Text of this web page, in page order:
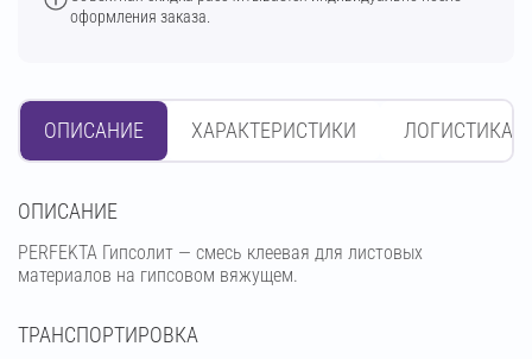
оформления заказа.
ОПИСАНИЕ ХАРАКТЕРИСТИКИ ЛОГИСТИКА
OПИСАНИЕ
PERFEKTA Гипсолит — смесь клеевая для листовых
материалов на гипсовом вяжущем.
ТРАНСПОРТИРОВКА